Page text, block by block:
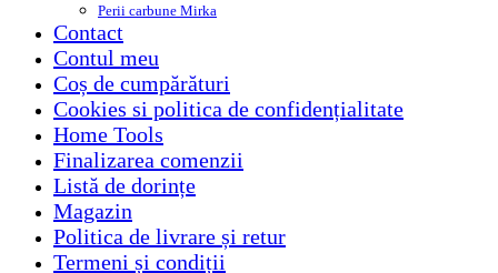
Perii carbune Mirka
Contact
Contul meu
Coș de cumpărături
Cookies si politica de confidențialitate
Home Tools
Finalizarea comenzii
Listă de dorințe
Magazin
Politica de livrare și retur
Termeni și condiții